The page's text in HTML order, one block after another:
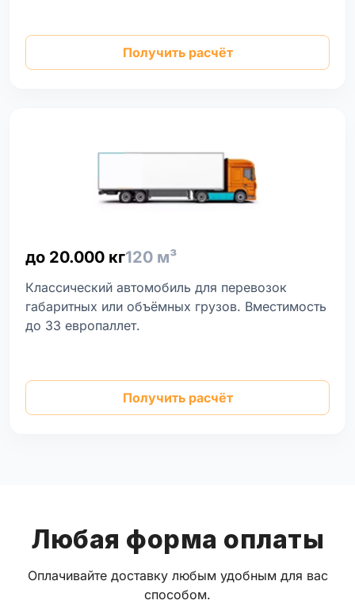
Получить расчёт
до 20.000 кг120 м³
Классический автомобиль для перевозок
габаритных или объёмных грузов. Вместимость
до 33 европаллет.
Получить расчёт
Любая форма оплаты
Оплачивайте доставку любым удобным для вас
способом.